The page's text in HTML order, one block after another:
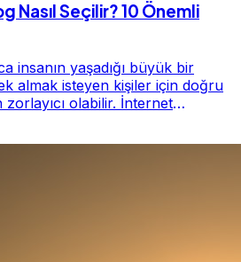
Nasıl Seçilir? 10 Önemli
insanın yaşadığı büyük bir
almak isteyen kişiler için doğru
olabilir. İnternet